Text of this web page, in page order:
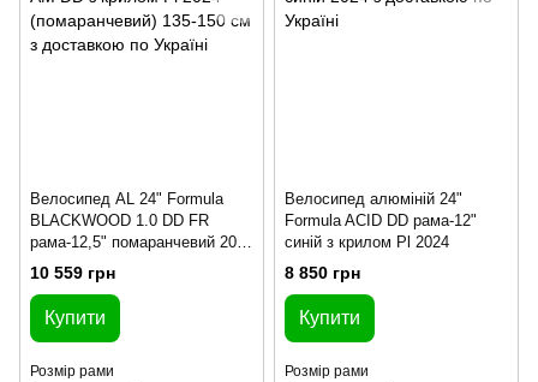
Велосипед AL 24" Formula
BLACKWOOD 1.0 DD FR
рама-12,5" помаранчевий 2024
крила, крило пер., крило з
10 559 грн
Купити
Розмір рами
Велосипед алюміній 24"
Formula ACID DD рама-12"
синій з крилом Pl 2024
8 850 грн
Купити
Розмір рами